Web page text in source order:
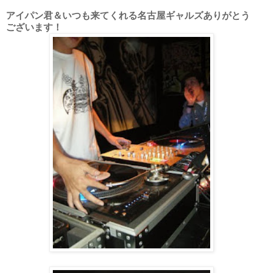
アイパン君＆いつも来てくれる名古屋ギャルズありがとう
ございます！